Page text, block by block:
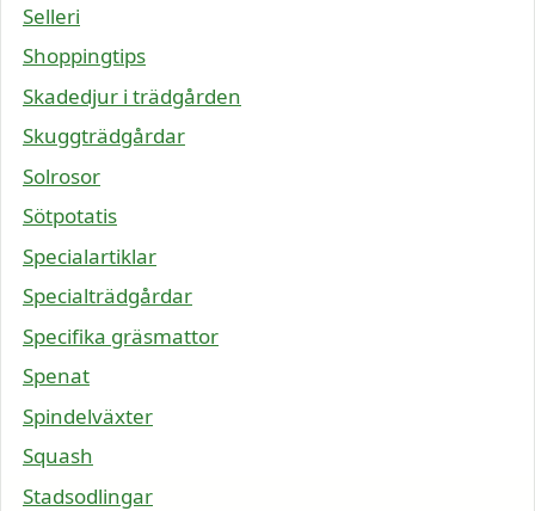
Selleri
Shoppingtips
Skadedjur i trädgården
Skuggträdgårdar
Solrosor
Sötpotatis
Specialartiklar
Specialträdgårdar
Specifika gräsmattor
Spenat
Spindelväxter
Squash
Stadsodlingar